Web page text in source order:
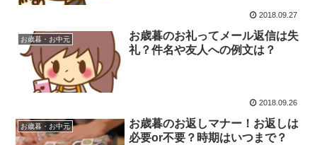
2018.09.27
お歳暮・お中元
お歳暮のお礼ってメール返信は失
礼？件名や友人への例文は？
2018.09.26
お歳暮・お中元
お歳暮のお返しマナー！お返しは
必要or不要？時期はいつまで？